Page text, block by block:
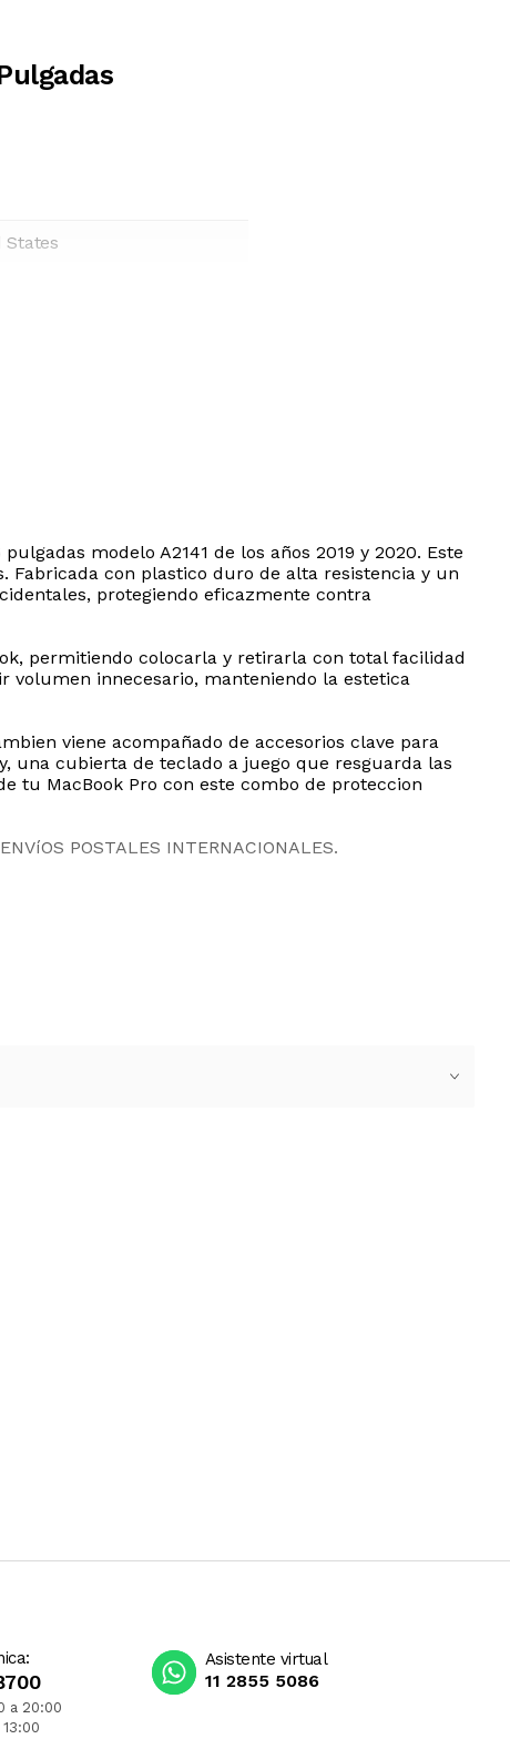
States
modelo A2141 de los años 2019 y 2020. Este
Fabricada con plastico duro de alta resistencia y un
protegiendo eficazmente contra
permitiendo colocarla y retirarla con total facilidad
volumen innecesario, manteniendo la estetica
viene acompañado de accesorios clave para
una cubierta de teclado a juego que resguarda las
tu MacBook Pro con este combo de proteccion
POSTALES INTERNACIONALES.
a 20:00
Asistente virtual
11 2855 5086